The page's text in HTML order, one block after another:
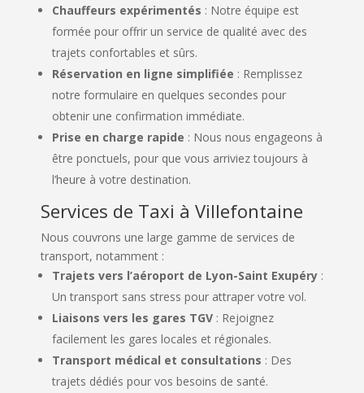
Chauffeurs expérimentés : Notre équipe est
formée pour offrir un service de qualité avec des
trajets confortables et sûrs.
Réservation en ligne simplifiée : Remplissez
notre formulaire en quelques secondes pour
obtenir une confirmation immédiate.
Prise en charge rapide : Nous nous engageons à
être ponctuels, pour que vous arriviez toujours à
l’heure à votre destination.
Services de Taxi à Villefontaine
Nous couvrons une large gamme de services de
transport, notamment :
Trajets vers l’aéroport de Lyon-Saint Exupéry :
Un transport sans stress pour attraper votre vol.
Liaisons vers les gares TGV : Rejoignez
facilement les gares locales et régionales.
Transport médical et consultations : Des
trajets dédiés pour vos besoins de santé.